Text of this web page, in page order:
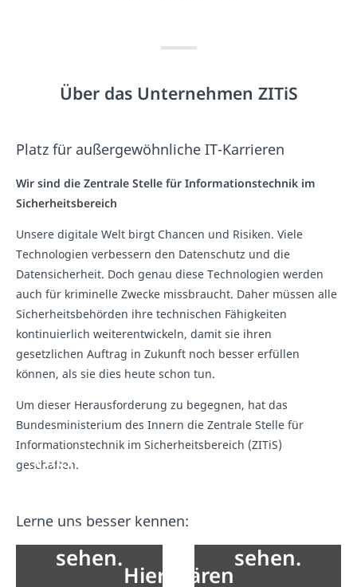
Über das Unternehmen ZITiS
Platz für außergewöhnliche IT-Karrieren
Wir sind die Zentrale Stelle für Informationstechnik im
Sicherheitsbereich
Unsere digitale Welt birgt Chancen und Risiken. Viele
Technologien verbessern den Datenschutz und die
Datensicherheit. Doch genau diese Technologien werden
auch für kriminelle Zwecke missbraucht. Daher müssen alle
Sicherheitsbehörden ihre technischen Fähigkeiten
kontinuierlich weiterentwickeln, damit sie ihren
gesetzlichen Auftrag in Zukunft noch besser erfüllen
können, als sie dies heute schon tun.
Um dieser Herausforderung zu begegnen, hat das
Bundesministerium des Innern die Zentrale Stelle für
Informationstechnik im Sicherheitsbereich (ZITiS)
geschaffen.
Lerne uns besser kennen:
Hier wären
Inhalte von
YouTube zu
sehen.
Hier wären
sehen.
Hier wären